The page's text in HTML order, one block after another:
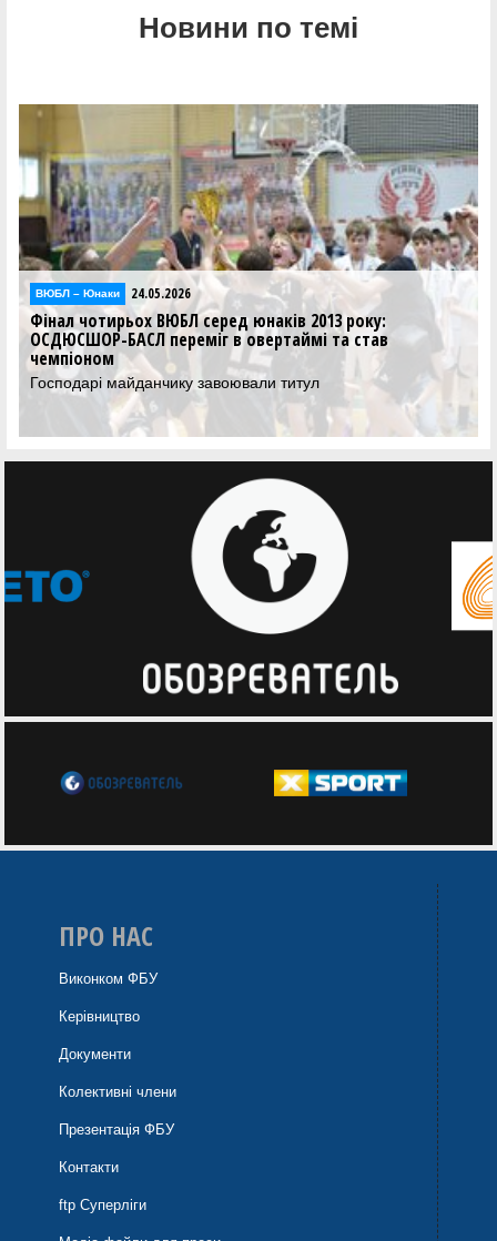
Новини по темі
– Юнаки 24.05.2026
чотирьох ВЮБЛ серед юнаків 2013 року:
БАСЛ переміг в овертаймі та став
майданчику завоювали титул
Фінал
ПРО НАС
Виконком ФБУ
Керівництво
Документи
Колективні члени
Презентація ФБУ
Контакти
ftp Суперліги